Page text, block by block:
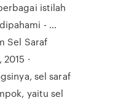
istilah
- …
Sel Saraf
·
sel saraf
yaitu sel